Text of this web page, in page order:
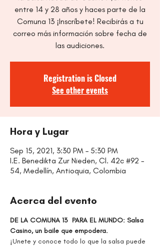
entre 14 y 28 años y haces parte de la
Comuna 13 ¡Inscríbete! Recibirás a tu
correo más información sobre fecha de
las audiciones.
Registration is Closed
See other events
Hora y Lugar
Sep 15, 2021, 3:30 PM – 5:30 PM
I.E. Benedikta Zur Nieden, Cl. 42c #92 -
54, Medellín, Antioquia, Colombia
Acerca del evento
DE LA COMUNA 13  PARA EL MUNDO: Salsa
Casino, un baile que empodera.
¡Unete y conoce todo lo que la salsa puede